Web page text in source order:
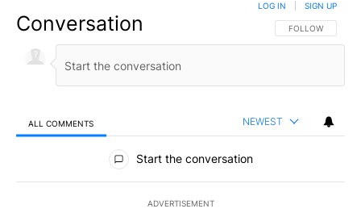
Conversation FOLLOW THIS
FOLLOW
LOG IN SIGN UP
ALL COMMENTS NEWEST
All Comments
Start the conversation
ADVERTISEMENT